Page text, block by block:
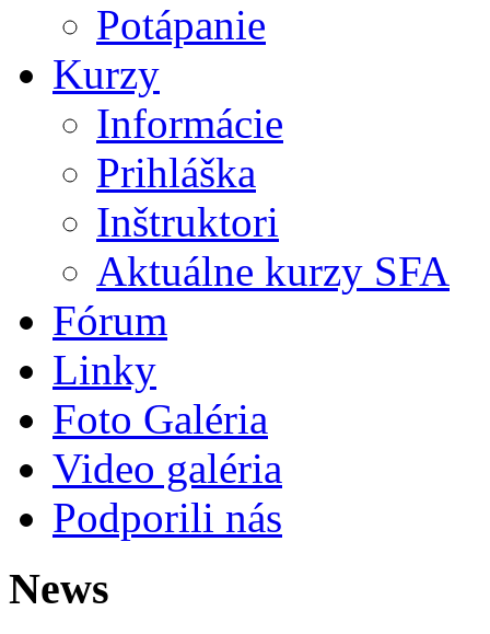
Potápanie
Kurzy
Informácie
Prihláška
Inštruktori
Aktuálne kurzy SFA
Fórum
Linky
Foto Galéria
Video galéria
Podporili nás
News